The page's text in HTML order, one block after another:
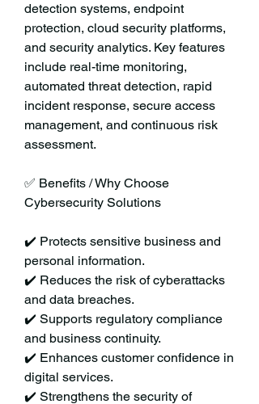
detection systems, endpoint
protection, cloud security platforms,
and security analytics. Key features
include real-time monitoring,
automated threat detection, rapid
incident response, secure access
management, and continuous risk
assessment.
✅ Benefits / Why Choose
Cybersecurity Solutions
✔️ Protects sensitive business and
personal information.
✔️ Reduces the risk of cyberattacks
and data breaches.
✔️ Supports regulatory compliance
and business continuity.
✔️ Enhances customer confidence in
digital services.
✔️ Strengthens the security of